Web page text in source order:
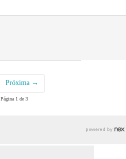
Próxima →
Página 1 de 3